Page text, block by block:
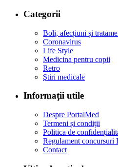
Categorii
Boli, afecțiuni și
Coronavirus
Life Style
Medicina pentru copii
Retro
Ştiri medicale
Informaţii utile
Despre PortalMed
Termeni și condiții
Politica de
Regulament concursuri
Contact